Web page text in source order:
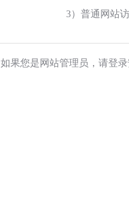
3）普通网站
如果您是网站管理员，请登